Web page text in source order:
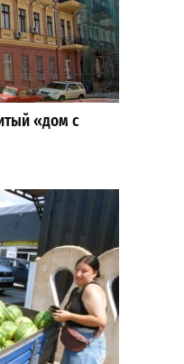
«дом с